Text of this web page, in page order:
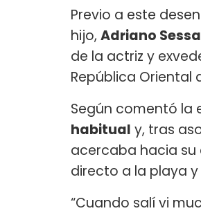
Previo a este
hijo, Adriano Sessa
de la actriz y
República Oriental
Según comentó la
habitual y, tras
acercaba hacia su
directo a la playa
“Cuando salí vi